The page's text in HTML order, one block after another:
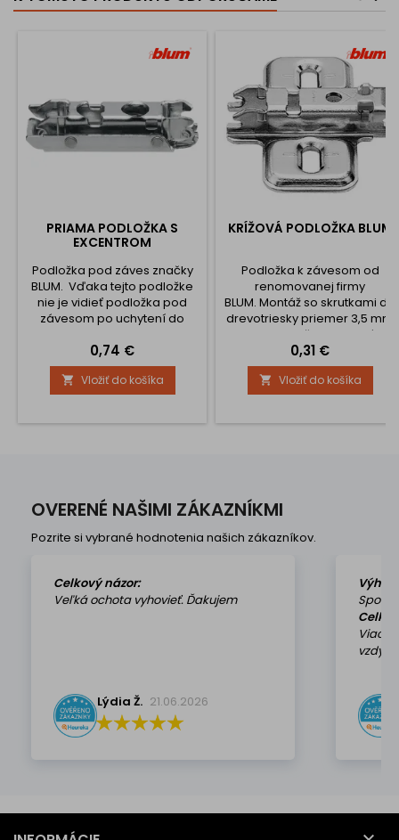
PRIAMA PODLOŽKA S
EXCENTROM
Podložka pod záves značky
BLUM. Vďaka tejto podložke
nie je vidieť podložka pod
závesom po uchytení do
Cena
0,74 €
 Vložiť do košíka
KRÍŽOVÁ PODLOŽKA BLUM
Podložka k závesom od
renomovanej firmy
BLUM. Montáž so skrutkami do
drevotriesky priemer 3,5 mm
a 4 mm Podložka sa na záves
nacvakáva.
Cena
0,31 €
 Vložiť do košíka
OVERENÉ NAŠIMI ZÁKAZNÍKMI
Pozrite si vybrané hodnotenia našich zákazníkov.
Celkový názor:
Veľká ochota vyhovieť. Ďakujem
Lýdia Ž. 21.06.2026
vzdy k